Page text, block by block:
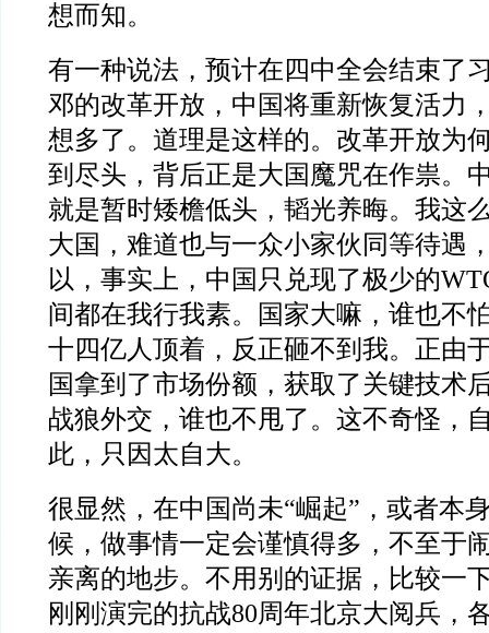
想而知。
有一种说法，预计在四中全会结束了
邓的改革开放，中国将重新恢复活力
想多了。道理是这样的。改革开放为
到尽头，背后正是大国魔咒在作祟。
就是暂时矮檐低头，韬光养晦。我这
大国，难道也与一众小家伙同等待遇
以，事实上，中国只兑现了极少的
间都在我行我素。国家大嘛，谁也不
十四亿人顶着，反正砸不到我。正由
国拿到了市场份额，获取了关键技术
战狼外交，谁也不甩了。这不奇怪，
此，只因太自大。
很显然，在中国尚未“崛起”，或者本
候，做事情一定会谨慎得多，不至于
亲离的地步。不用别的证据，比较一
刚刚演完的抗战80周年北京大阅兵，